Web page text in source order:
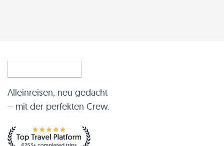
Alleinreisen, neu gedacht
– mit der perfekten Crew.